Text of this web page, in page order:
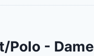
Polo - Dame